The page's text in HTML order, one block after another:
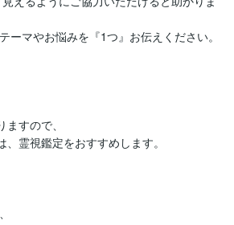
マやお悩みを『1つ』お伝えください。
すので、
霊視鑑定をおすすめします。